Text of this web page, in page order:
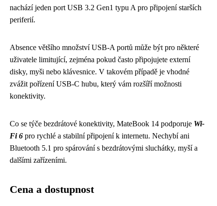
nachází jeden port USB 3.2 Gen1 typu A pro připojení starších
periferií.
Absence většího množství USB-A portů může být pro některé
uživatele limitující, zejména pokud často připojujete externí
disky, myši nebo klávesnice. V takovém případě je vhodné
zvážit pořízení USB-C hubu, který vám rozšíří možnosti
konektivity.
Co se týče bezdrátové konektivity, MateBook 14 podporuje Wi-
Fi 6 pro rychlé a stabilní připojení k internetu. Nechybí ani
Bluetooth 5.1 pro spárování s bezdrátovými sluchátky, myší a
dalšími zařízeními.
Cena a dostupnost